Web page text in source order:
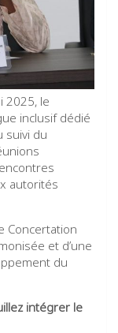
2025, le
inclusif dédié
suivi du
autorités
Concertation
et d’une
du
intégrer le